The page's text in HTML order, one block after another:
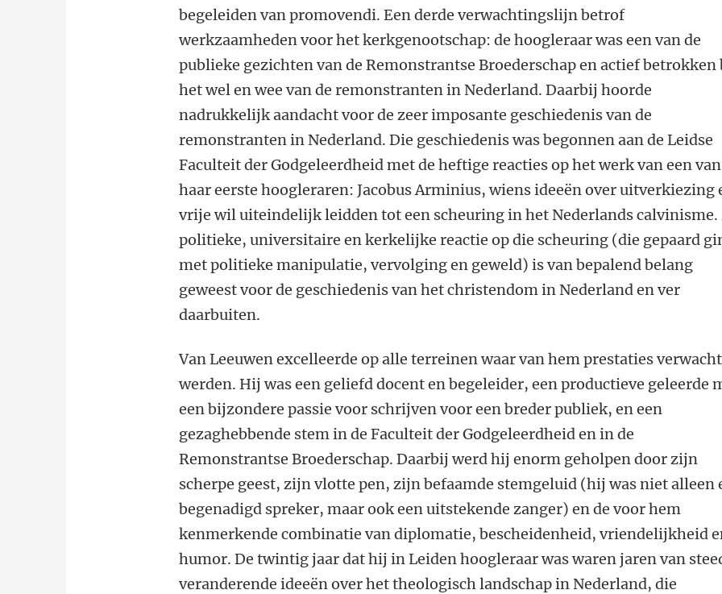
begeleiden van promovendi. Een derde verwachtingslijn betrof
werkzaamheden voor het kerkgenootschap: de hoogleraar was een van de
publieke gezichten van de Remonstrantse Broederschap en actief betrokken
het wel en wee van de remonstranten in Nederland. Daarbij hoorde
nadrukkelijk aandacht voor de zeer imposante geschiedenis van de
remonstranten in Nederland. Die geschiedenis was begonnen aan de Leidse
Faculteit der Godgeleerdheid met de heftige reacties op het werk van een van
haar eerste hoogleraren: Jacobus Arminius, wiens ideeën over uitverkiezing
vrije wil uiteindelijk leidden tot een scheuring in het Nederlands calvinisme.
politieke, universitaire en kerkelijke reactie op die scheuring (die gepaard
met politieke manipulatie, vervolging en geweld) is van bepalend belang
geweest voor de geschiedenis van het christendom in Nederland en ver
daarbuiten.
Van Leeuwen excelleerde op alle terreinen waar van hem prestaties verwacht
werden. Hij was een geliefd docent en begeleider, een productieve geleerde
een bijzondere passie voor schrijven voor een breder publiek, en een
gezaghebbende stem in de Faculteit der Godgeleerdheid en in de
Remonstrantse Broederschap. Daarbij werd hij enorm geholpen door zijn
scherpe geest, zijn vlotte pen, zijn befaamde stemgeluid (hij was niet alleen
begenadigd spreker, maar ook een uitstekende zanger) en de voor hem
kenmerkende combinatie van diplomatie, bescheidenheid, vriendelijkheid
humor. De twintig jaar dat hij in Leiden hoogleraar was waren jaren van
veranderende ideeën over het theologisch landschap in Nederland, die